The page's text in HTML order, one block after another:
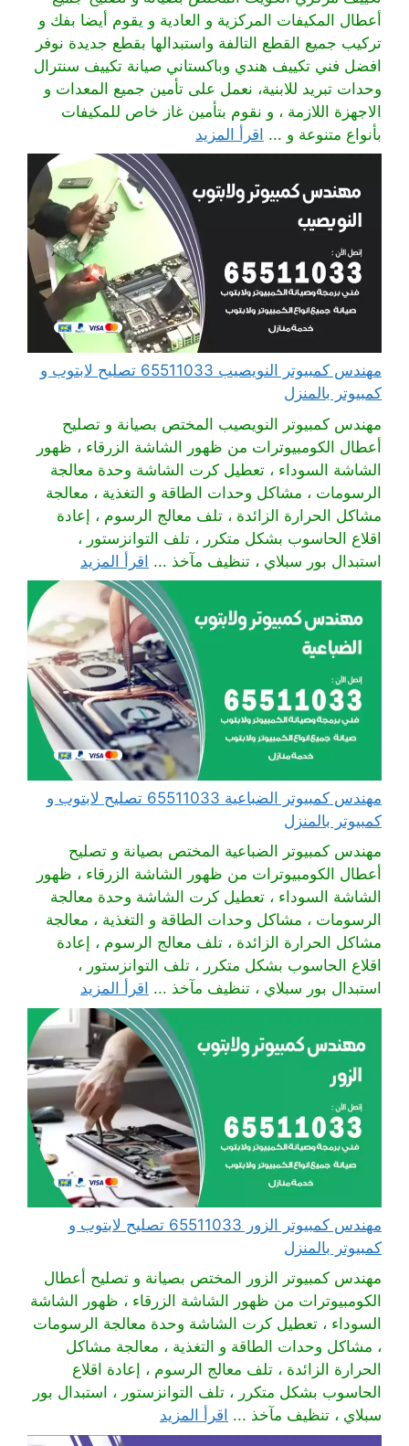
أعطال المكيفات المركزية و العادية و يقوم أيضا بفك و
تركيب جميع القطع التالفة واستبدالها بقطع جديدة نوفر
افضل فني تكييف هندي وباكستاني صيانة تكييف سنترال
وحدات تبريد للابنية، نعمل على تأمين جميع المعدات و
الاجهزة اللازمة ، و نقوم بتأمين غاز خاص للمكيفات
بأنواع متنوعة و ... اقرأ المزيد
مهندس كمبيوتر النويصيب 65511033 تصليح لابتوب و
كمبيوتر بالمنزل
مهندس كمبيوتر النويصيب المختص بصيانة و تصليح
أعطال الكومبيوترات من ظهور الشاشة الزرقاء ، ظهور
الشاشة السوداء ، تعطيل كرت الشاشة وحدة معالجة
الرسومات ، مشاكل وحدات الطاقة و التغذية ، معالجة
مشاكل الحرارة الزائدة ، تلف معالج الرسوم ، إعادة
اقلاع الحاسوب بشكل متكرر ، تلف التوانزستور ،
استبدال بور سبلاي ، تنظيف مآخذ ... اقرأ المزيد
مهندس كمبيوتر الضباعية 65511033 تصليح لابتوب و
كمبيوتر بالمنزل
مهندس كمبيوتر الضباعية المختص بصيانة و تصليح
أعطال الكومبيوترات من ظهور الشاشة الزرقاء ، ظهور
الشاشة السوداء ، تعطيل كرت الشاشة وحدة معالجة
الرسومات ، مشاكل وحدات الطاقة و التغذية ، معالجة
مشاكل الحرارة الزائدة ، تلف معالج الرسوم ، إعادة
اقلاع الحاسوب بشكل متكرر ، تلف التوانزستور ،
استبدال بور سبلاي ، تنظيف مآخذ ... اقرأ المزيد
مهندس كمبيوتر الزور 65511033 تصليح لابتوب و
كمبيوتر بالمنزل
مهندس كمبيوتر الزور المختص بصيانة و تصليح أعطال
الكومبيوترات من ظهور الشاشة الزرقاء ، ظهور الشاشة
السوداء ، تعطيل كرت الشاشة وحدة معالجة الرسومات
، مشاكل وحدات الطاقة و التغذية ، معالجة مشاكل
الحرارة الزائدة ، تلف معالج الرسوم ، إعادة اقلاع
الحاسوب بشكل متكرر ، تلف التوانزستور ، استبدال بور
سبلاي ، تنظيف مآخذ ... اقرأ المزيد